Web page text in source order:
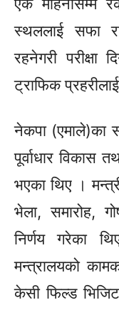
एक महिनासम्म
स्थललाई सफा
रहनेगरी परीक्षा
ट्राफिक
नेकपा (एमाले)का
पूर्वाधार विकास
भएका थिए ।
भेला, समारोह,
निर्णय गरेका
मन्त्रालयको
केसी फिल्ड